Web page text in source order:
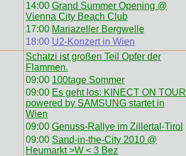
14:00 Grand Summer Opening @
Vienna City Beach Club
17:00 Mariazeller Bergwelle
18:00 U2-Konzert in Wien
Schatzi ist großen Teil Opfer der
Flammen.
09:00 100tage Sommer
09:00 Es geht los: KINECT ON TOUR
powered by SAMSUNG startet in
Wien
09:00 Genuss-Rallye im Zillertal-Tirol
09:00 Sand-in-the-City 2010 @
Heumarkt >W < 3 Bez